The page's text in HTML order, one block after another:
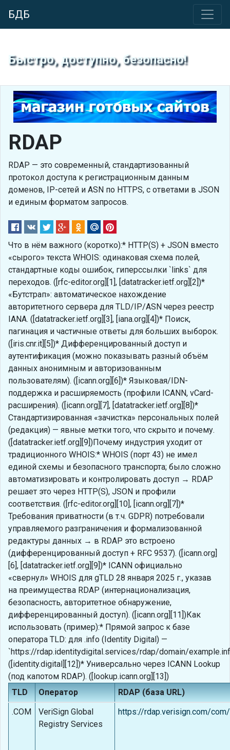
БДБ
Быстро, доступно, безопасно!
RDAP
RDAP — это современный, стандартизованный
протокол доступа к регистрационным данным
доменов, IP-сетей и ASN по HTTPS, с ответами в JSON
и единым форматом запросов.
Что в нём важного (коротко):* HTTP(S) + JSON вместо
«сырого» текста WHOIS: одинаковая схема полей,
стандартные коды ошибок, гиперссылки `links` для
переходов. ([rfc-editor.org][1], [datatracker.ietf.org][2])*
«Бутстрап»: автоматическое нахождение
авторитетного сервера для TLD/IP/ASN через реестр
IANA. ([datatracker.ietf.org][3], [iana.org][4])* Поиск,
пагинация и частичные ответы для больших выборок.
([iris.cnr.it][5])* Дифференцированный доступ и
аутентификация (можно показывать разный объём
данных анонимным и авторизованным
пользователям). ([icann.org][6])* Языковая/IDN-
поддержка и расширяемость (профили ICANN, vCard-
расширения). ([icann.org][7], [datatracker.ietf.org][8])*
Стандартизированная «зачистка» персональных полей
(редакция) — явные метки того, что скрыто и почему.
([datatracker.ietf.org][9])Почему индустрия уходит от
традиционного WHOIS:* WHOIS (порт 43) не имел
единой схемы и безопасного транспорта; было сложно
автоматизировать и контролировать доступ → RDAP
решает это через HTTP(S), JSON и профили
соответствия. ([rfc-editor.org][10], [icann.org][7])*
Требования приватности (в т.ч. GDPR) потребовали
управляемого разграничения и формализованной
редактуры данных → в RDAP это встроено
(дифференцированный доступ + RFC 9537). ([icann.org]
[6], [datatracker.ietf.org][9])* ICANN официально
«свернул» WHOIS для gTLD 28 января 2025 г., указав
на преимущества RDAP (интернационализация,
безопасность, авторитетное обнаружение,
дифференцированный доступ). ([icann.org][11])Как
использовать (пример):* Прямой запрос к базе
оператора TLD: для .info (Identity Digital) —
`https://rdap.identitydigital.services/rdap/domain/
([identity.digital][12])* Универсально через ICANN Lookup
(под капотом RDAP). ([lookup.icann.org][13])
TLD
Оператор
RDAP (база URL)
.COM
VeriSign Global
Registry Services
https://rdap.verisign.com/